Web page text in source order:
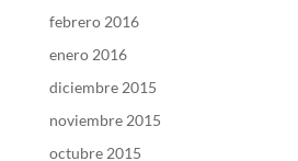
febrero 2016
enero 2016
diciembre 2015
noviembre 2015
octubre 2015